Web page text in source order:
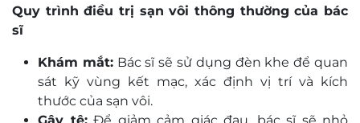
Quy trình điều trị sạn vôi thông thường của bác
sĩ
Khám mắt:Bác sĩ sẽ sử dụng đèn khe để quan
sát kỹ vùng kết mạc, xác định vị trí và kích
thước của sạn vôi.